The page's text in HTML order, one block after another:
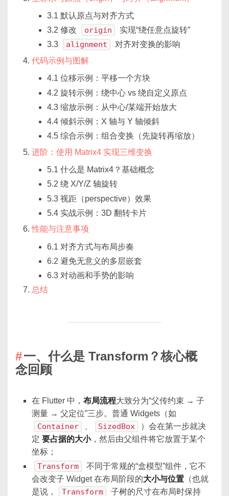
3.1 默认原点与对齐方式
3.2 修改
origin
实现“绕任意点旋转”
3.3
alignment
对齐对变换的影响
代码示例与图解
4.1 位移示例：平移一个方块
4.2 旋转示例：绕中心 vs 绕自定义原点
4.3 缩放示例：从中心/某端开始放大
4.4 倾斜示例：X 轴与 Y 轴倾斜
4.5 综合示例：组合变换（先旋转再缩放）
进阶：使用 Matrix4 实现三维变换
5.1 什么是 Matrix4？基础概念
5.2 绕 X/Y/Z 轴旋转
5.3 视距（perspective）效果
5.4 实战示例：3D 翻转卡片
性能与注意事项
6.1 对齐方式与布局步奏
6.2 避免无意义的多层嵌套
6.3 对动画和手势的影响
总结
一、什么是 Transform？核心概
念回顾
在 Flutter 中， 布局流程大致分为“父传约束 → 子
测量 → 父定位”三步。普通 Widgets（如
Container SizedBox
）会在第一步就决
定 要占据的大小，然后由父组件将它放置于某个
坐标；
Transform
不同于常规的“盒模型”组件，它不
会改变子 Widget 在布局阶段的大小与位置 （也就
是说，
Transform
子树的尺寸在布局时保持